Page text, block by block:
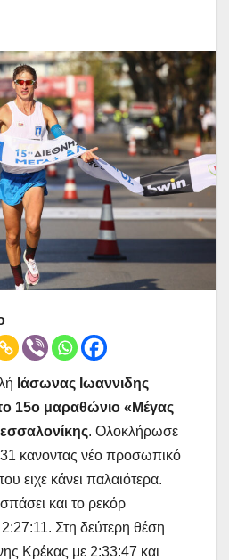
Ιάσωνας Ιωαννιδης
15ο μαραθώνιο «Μέγας
. Ολοκλήρωσε
κανοντας νέο προσωπικό
ειχε κάνει παλαιότερα.
και το ρεκόρ
Στη δεύτερη θέση
Κρέκας με 2:33:47 και